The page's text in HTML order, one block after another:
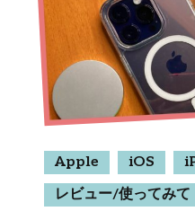
Apple iOS
レビュー/使ってみて